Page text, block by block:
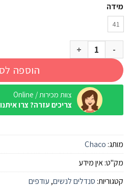
מידה
41
כמות של סנדל Chaco Mega Z Classic סגול פאדל נשים
הוספה
צוות מכירות / Online
צריכים עזרה? צרו
מותג: Chaco
מק"ט:אין מידע
קטגוריות: סנדלים לנשים, עודפים